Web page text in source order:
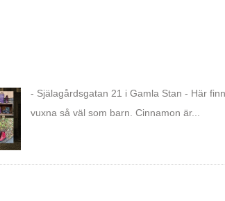
- Själagårdsgatan 21 i Gamla Stan - Här
vuxna så väl som barn. Cinnamon är...